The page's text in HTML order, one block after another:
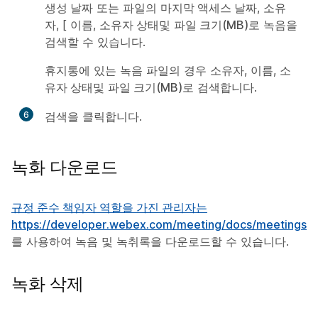
생성 날짜 또는 파일의 마지막 액세스 날짜, 소유
자, [ 이름, 소유자 상태및 파일 크기(MB)로 녹음을
검색할 수 있습니다.
휴지통에 있는 녹음 파일의 경우 소유자, 이름, 소
유자 상태및 파일 크기(MB)로 검색합니다.
6 검색을 클릭합니다.
녹화 다운로드
규정 준수 책임자 역할을 가진 관리자는
https://developer.webex.com/meeting/docs/meetings
를 사용하여 녹음 및 녹취록을 다운로드할 수 있습니다.
녹화 삭제